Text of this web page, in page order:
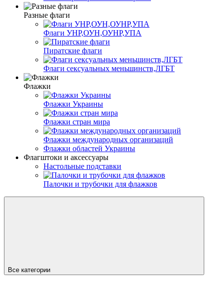
Разные флаги
Флаги УНР,ОУН,ОУНР,УПА
Пиратские флаги
Флаги сексуальных меньшинств,ЛГБТ
Флажки
Флажки Украины
Флажки стран мира
Флажки международных организаций
Флажки областей Украины
Флагштоки и аксессуары
Настольные подставки
Палочки и трубочки для флажков
Все категории